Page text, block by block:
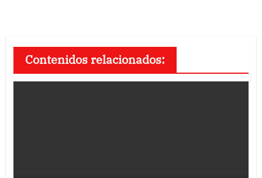
Contenidos relacionados: